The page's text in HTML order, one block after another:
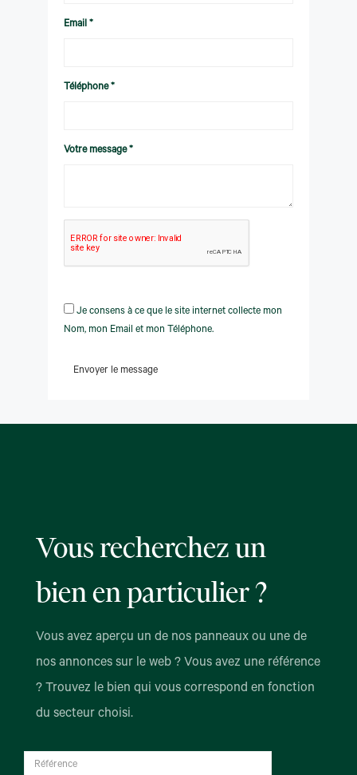
Email *
Téléphone *
Votre message *
Je consens à ce que le site internet collecte mon
Nom, mon Email et mon Téléphone.
Envoyer le message
Vous recherchez un
bien en particulier ?
Vous avez aperçu un de nos panneaux ou une de
nos annonces sur le web ? Vous avez une référence
? Trouvez le bien qui vous correspond en fonction
du secteur choisi.